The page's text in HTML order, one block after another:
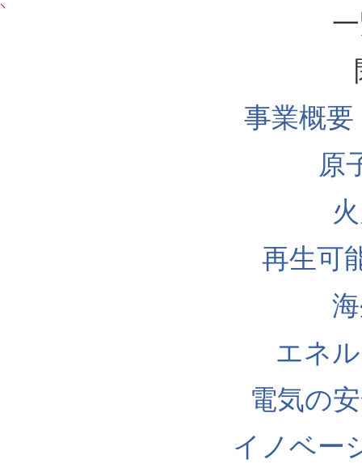
事業概
原
再生可
エネ
電気の
イノベー